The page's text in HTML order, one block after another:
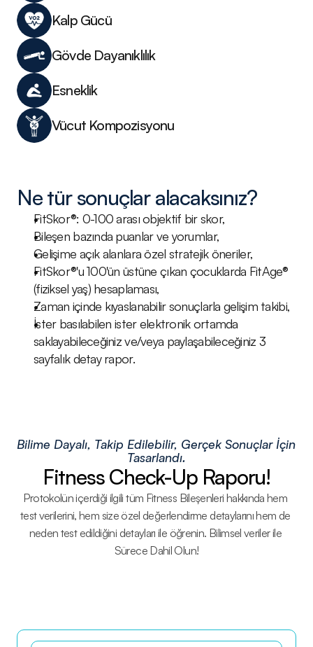
Kalp Gücü
Gövde Dayanıklılık
Esneklik
Ne tür sonuçlar alacaksınız?
FitSkor®: 0-100 arası objektif bir skor,
Bileşen bazında puanlar ve yorumlar,
Gelişime açık alanlara özel stratejik öneriler,
FitSkor®'u 100'ün üstüne çıkan çocuklarda FitAge®
(fiziksel yaş) hesaplaması,
Zaman içinde kıyaslanabilir sonuçlarla gelişim takibi,
İster basılabilen ister elektronik ortamda
saklayabileceğiniz ve/veya paylaşabileceğiniz 3
sayfalık detay rapor.
Bilime Dayalı, Takip Edilebilir, Gerçek Sonuçlar İçin
Tasarlandı.
Fitness Check-Up Raporu!
Protokolün içerdiği ilgili tüm Fitness Bileşenleri hakkında hem
test verilerini, hem size özel değerlendirme detaylarını hem de
neden test edildiğini detayları ile öğrenin. Bilimsel veriler ile
Sürece Dahil Olun!